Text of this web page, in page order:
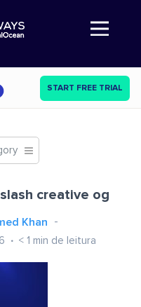
Abre a navegação
START FREE TRIAL
creative og
Khan
< 1 min de leitura